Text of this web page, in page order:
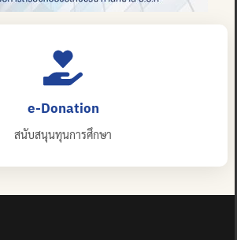
e-Donation
สนับสนุนทุนการศึกษา